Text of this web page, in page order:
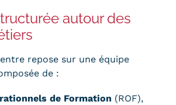
autour des
repose sur une équipe
de :
de Formation (ROF),